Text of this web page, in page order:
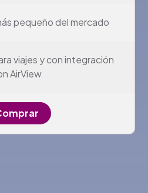
pequeño del mercado
viajes y con integración
AirView